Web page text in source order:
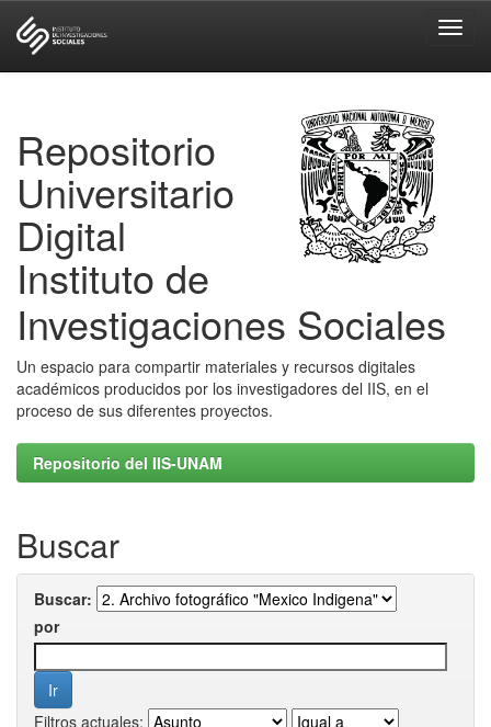
Repositorio
Universitario
Digital
Instituto de
Investigaciones Sociales
Un espacio para compartir materiales y recursos digitales
académicos producidos por los investigadores del IIS, en el
proceso de sus diferentes proyectos.
Repositorio del IIS-UNAM
Buscar
Buscar:
por
Filtros actuales: